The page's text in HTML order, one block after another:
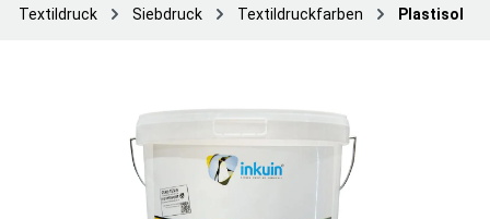
Textildruck Siebdruck Textildruckfarben Plastisol